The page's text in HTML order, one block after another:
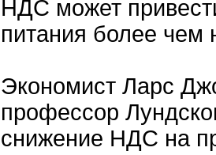
НДС может
питания более чем
Экономист Ларс
профессор
снижение НДС на